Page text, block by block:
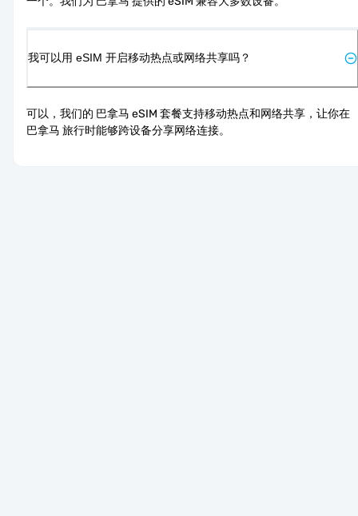
我可以用 eSIM 开启移动热点或网络共享吗？
可以，我们的 巴拿马 eSIM 套餐支持移动热点和网络共享，让你在
巴拿马 旅行时能够跨设备分享网络连接。